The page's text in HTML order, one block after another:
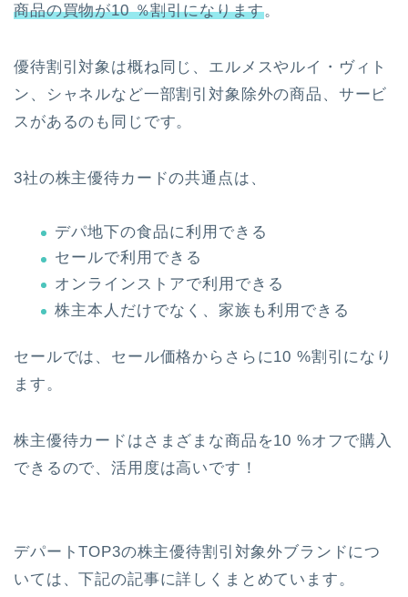
商品の買物が10 ％割引になります。
優待割引対象は概ね同じ、エルメスやルイ・ヴィト
ン、シャネルなど一部割引対象除外の商品、サービ
スがあるのも同じです。
3社の株主優待カードの共通点は、
デパ地下の食品に利用できる
セールで利用できる
オンラインストアで利用できる
株主本人だけでなく、家族も利用できる
セールでは、セール価格からさらに10 %割引になり
ます。
株主優待カードはさまざまな商品を10 %オフで購入
できるので、活用度は高いです！
デパートTOP3の株主優待割引対象外ブランドにつ
いては、下記の記事に詳しくまとめています。